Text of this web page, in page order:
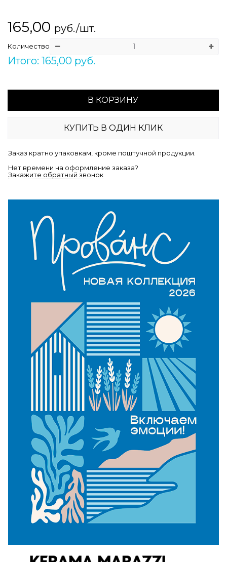
165,00 руб./шт.
Количество
Итого: 165,00 руб.
В КОРЗИНУ
КУПИТЬ В ОДИН КЛИК
Заказ кратно упаковкам, кроме поштучной продукции.
Нет времени на оформление заказа?
Закажите обратный звонок